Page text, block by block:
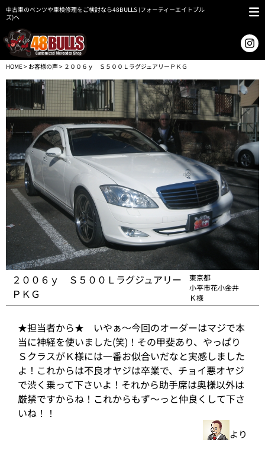
中古車のベンツや車検修理をご検討なら48BULLS (フォーティーエイトブル
ズ)へ
HOME> お客様の声> ２００６ｙ Ｓ５００ＬラグジュアリーＰＫＧ
２００６ｙ Ｓ５００Ｌラグジュアリー
ＰＫＧ
東京都
小平市花小金井
Ｋ様
★担当者から★ いやぁ～今回のオーダーはマジで本
当に神経を使いました(笑)！その甲斐あり、やっぱり
ＳクラスがＫ様には一番お似合いだなと実感しました
よ！これからは不良オヤジは卒業で、チョイ悪オヤジ
で渋く乗って下さいよ！それから助手席は奥様以外は
厳禁ですからね！これからもず～っと仲良くして下さ
いね！！
より